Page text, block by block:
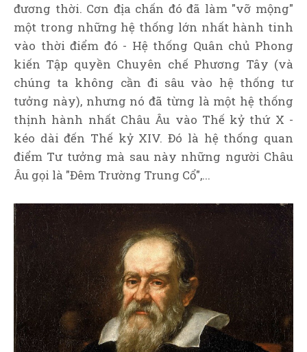
đương thời. Cơn địa chấn đó đã làm "vỡ mộng"
một trong những hệ thống lớn nhất hành tinh
vào thời điểm đó - Hệ thống Quân chủ Phong
kiến Tập quyền Chuyên chế Phương Tây (và
chúng ta không cần đi sâu vào hệ thống tư
tưởng này), nhưng nó đã từng là một hệ thống
thịnh hành nhất Châu Âu vào Thế kỷ thứ X -
kéo dài đến Thế kỷ XIV. Đó là hệ thống quan
điểm Tư tưởng mà sau này những người Châu
Âu gọi là "Đêm Trường Trung Cổ",...